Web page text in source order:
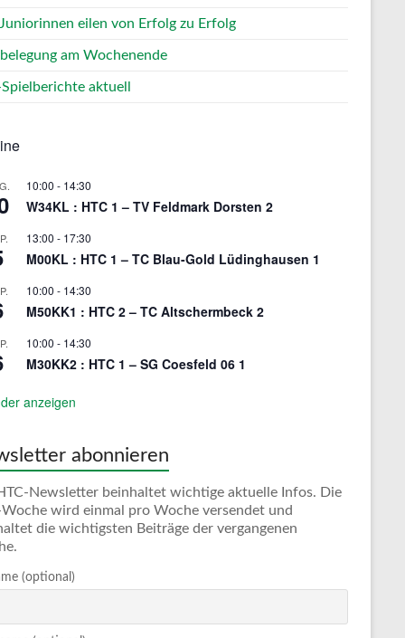
eilen von Erfolg zu Erfolg
am Wochenende
Spielberichte aktuell
10:00 - 14:30
W34KL : HTC 1 – TV Feldmark Dorsten 2
13:00 - 17:30
M00KL : HTC 1 – TC Blau-Gold Lüdinghausen 1
10:00 - 14:30
M50KK1 : HTC 2 – TC Altschermbeck 2
10:00 - 14:30
M30KK2 : HTC 1 – SG Coesfeld 06 1
anzeigen
abonnieren
Newsletter beinhaltet wichtige aktuelle Infos. Die
Woche wird einmal pro Woche versendet und
die wichtigsten Beiträge der vergangenen
(optional)